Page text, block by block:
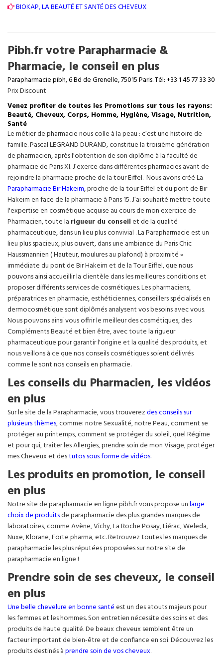
BIOKAP, LA BEAUTÉ ET SANTÉ DES CHEVEUX
Pibh.fr votre Parapharmacie &
Pharmacie, le conseil en plus
Parapharmacie pibh, 6 Bd de Grenelle, 75015 Paris. Tél: +33 1 45 77 33 30
Prix Discount
Venez profiter de toutes les Promotions sur tous les rayons:
Beauté, Cheveux, Corps, Homme, Hygiène, Visage, Nutrition,
Santé
Le métier de pharmacie nous colle à la peau : c’est une histoire de
famille. Pascal LEGRAND DURAND, constitue la troisième génération
de pharmacien, après l'obtention de son diplôme à la faculté de
pharmacie de Paris XI. J’exerce dans différentes pharmacies avant de
rejoindre la pharmacie proche de la tour Eiffel. Nous avons créé La
Parapharmacie Bir Hakeim, proche de la tourEiffelet du pont de Bir
Hakeim en face de la pharmacie à Paris 15. J’ai souhaité mettre toute
l'expertise en cosmétique acquise au cours de mon exercice de
Pharmacien, toute la rigueur du conseilet de la qualité
pharmaceutique, dans un lieu plus convivial . La Parapharmacie est un
lieu plus spacieux, plus ouvert, dans une ambiance du Paris Chic
Haussmannien ( Hauteur, moulures au plafond) à proximité »
immédiate du pont de Bir Hakeim et de la Tour Eiffel, que nous
pouvons ainsi accueillir la clientèle dans les meilleures conditions et
proposer différents services de cosmétiques. Les pharmaciens,
préparatrices en pharmacie, esthéticiennes, conseillers spécialisés en
dermocosmétique sont diplômés analysent vos besoins avec vous.
Nous pouvons ainsi vous offrir le meilleur des cosmétiques, des
Compléments Beauté et bien être, avec toute la rigueur
pharmaceutique pour garantir l'origine et la qualité des produits, et
nous veillons à ce que nos conseils cosmétiques soient délivrés
comme le sont nos conseils en pharmacie.
Les conseils du Pharmacien, les vidéos
en plus
Sur le site de la Parapharmacie, vous trouverezdes conseils sur
plusieurs thèmes, comme: notre Sexualité, notre Peau, comment se
protéger au printemps, comment se protéger du soleil, quel Régime
et pour qui, traiter les Allergies, prendre soin de mon Visage, protéger
mes Cheveux et destutos sous forme de vidéos.
Les produits en promotion, le conseil
en plus
Notre site de parapharmacie en ligne pibh.fr vous propose unlarge
choix de produitsde parapharmacie des plus grandes marques de
laboratoires, comme Avène, Vichy, La Roche Posay, Liérac, Weleda,
Nuxe, Klorane, Forte pharma, etc. Retrouvez toutes les marques de
parapharmacie les plus réputées proposées sur notre site de
parapharmacie en ligne !
Prendre soin de ses cheveux, le conseil
en plus
Une belle chevelure en bonne santéest un des atouts majeurs pour
les femmes et les hommes. Son entretien nécessite des soins et des
produits de haute qualité. De beaux cheveux semblent être un
facteur important de bien-être et de confiance en soi. Découvrez les
produits destinés àprendre soin de vos cheveux.